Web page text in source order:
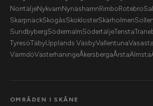
NorrtäljeNykvarnNynäshamnRimboRotebro
SkarpnäckSkogåsSkoklosterSkärholmen
SundbybergSödermalmSödertäljeTensta
TyresöTäbyUpplands VäsbyVallentuna
VärmdöVästerhaningeÅkersbergaÅrstaÄlmsta
OMRÅDEN I SKÅNE